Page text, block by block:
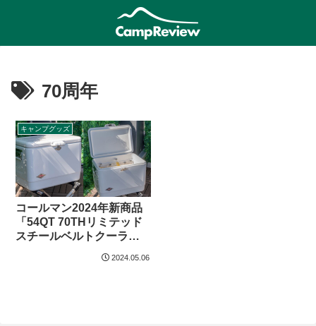
70周年
キャンプグッズ
コールマン2024年新商品
「54QT 70THリミテッド
スチールベルトクーラー
2024.05.06